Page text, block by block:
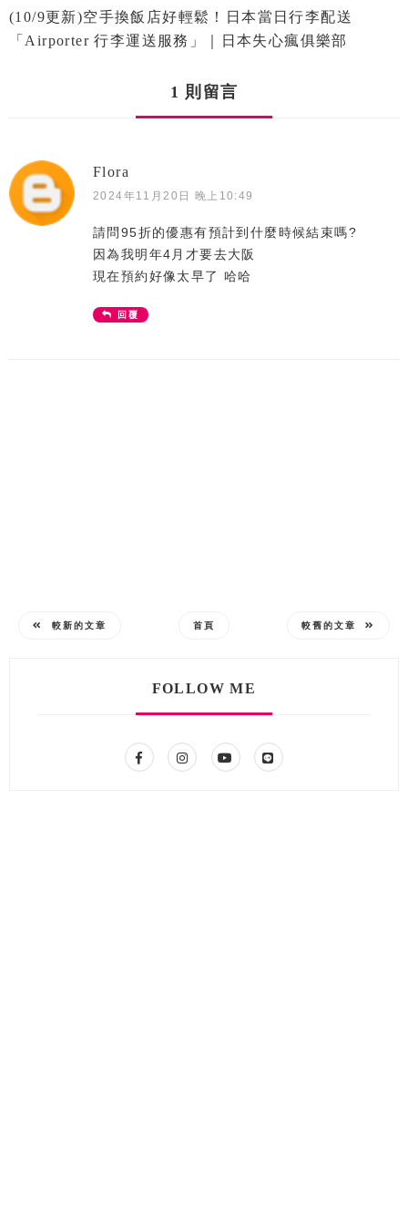
(10/9更新)空手換飯店好輕鬆！日本當日行李配送
「airporter 行李運送服務」｜日本失心瘋俱樂部
1 則留言
Flora
2024年11月20日 晚上10:49
請問95折的優惠有預計到什麼時候結束嗎?
因為我明年4月才要去大阪
現在預約好像太早了 哈哈
回覆
較新的文章 首頁 較舊的文章
FOLLOW ME